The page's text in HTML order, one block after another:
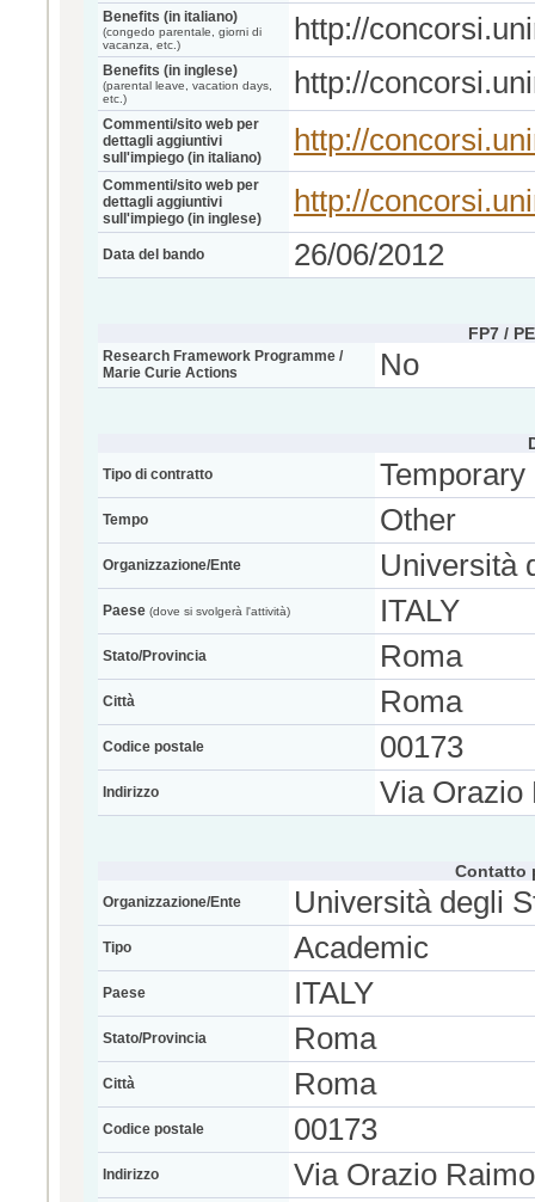
Benefits (in italiano)
(congedo parentale, giorni di
vacanza, etc.)
http://
Benefits (in inglese)
(parental leave, vacation days,
etc.)
http://
Commenti/sito web per
dettagli aggiuntivi
sull'impiego (in italiano)
http://
Commenti/sito web per
dettagli aggiuntivi
sull'impiego (in inglese)
http://
Data del bando 26/06/2012
FP7 /
Research Framework Programme /
Marie Curie Actions
No
Tipo di contratto Temporary
Tempo Other
Organizzazione/Ente Università
Paese (dove si svolgerà l'attività) ITALY
Stato/Provincia Roma
Città Roma
Codice postale 00173
Indirizzo Via Orazio
Contatto
Organizzazione/Ente Università degli
Tipo Academic
Paese ITALY
Stato/Provincia Roma
Città Roma
Codice postale 00173
Indirizzo Via Orazio